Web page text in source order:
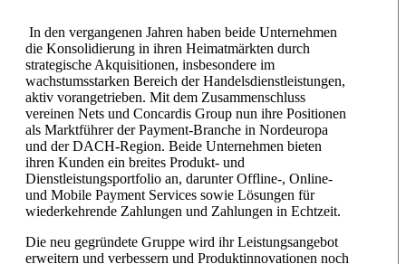
In den vergangenen Jahren haben beide Unternehmen
die Konsolidierung in ihren Heimatmärkten durch
strategische Akquisitionen, insbesondere im
wachstumsstarken Bereich der Handelsdienstleistungen,
aktiv vorangetrieben. Mit dem Zusammenschluss
vereinen Nets und Concardis Group nun ihre Positionen
als Marktführer der Payment-Branche in Nordeuropa
und der DACH-Region. Beide Unternehmen bieten
ihren Kunden ein breites Produkt- und
Dienstleistungsportfolio an, darunter Offline-, Online-
und Mobile Payment Services sowie Lösungen für
wiederkehrende Zahlungen und Zahlungen in Echtzeit.
Die neu gegründete Gruppe wird ihr Leistungsangebot
erweitern und verbessern und Produktinnovationen noch